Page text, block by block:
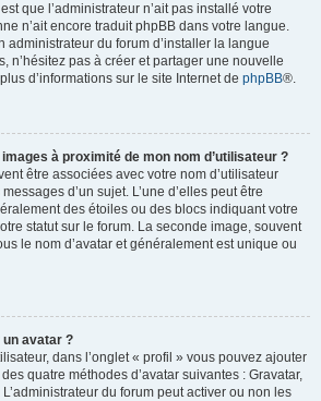
que l’administrateur n’ait pas installé votre
n’ait encore traduit phpBB dans votre langue.
administrateur du forum d’installer la langue
n’hésitez pas à créer et partager une nouvelle
d’informations sur le site Internet de phpBB®.
à proximité de mon nom d’utilisateur ?
être associées avec votre nom d’utilisateur
d’un sujet. L’une d’elles peut être
des étoiles ou des blocs indiquant votre
statut sur le forum. La seconde image, souvent
le nom d’avatar et généralement est unique ou
avatar ?
dans l’onglet « profil » vous pouvez ajouter
quatre méthodes d’avatar suivantes : Gravatar,
du forum peut activer ou non les